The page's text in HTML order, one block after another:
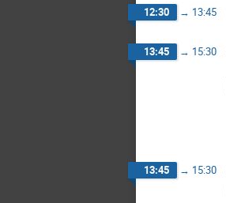
12:30 → 13:45
13:45 → 15:30
13:45 → 15:30